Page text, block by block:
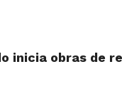
inicia obras de